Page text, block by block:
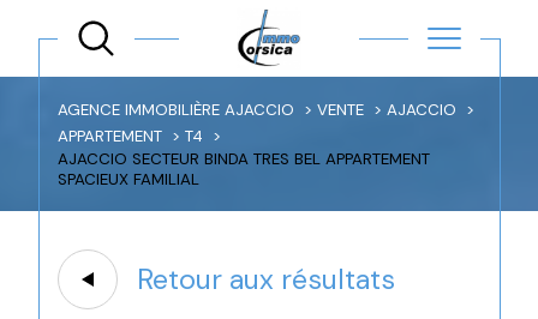
AGENCE IMMOBILIÈRE AJACCIO VENTE
AJACCIO
APPARTEMENT
T4
AJACCIO SECTEUR BINDA TRES BEL APPARTEMENT
SPACIEUX FAMILIAL
Retour aux résultats